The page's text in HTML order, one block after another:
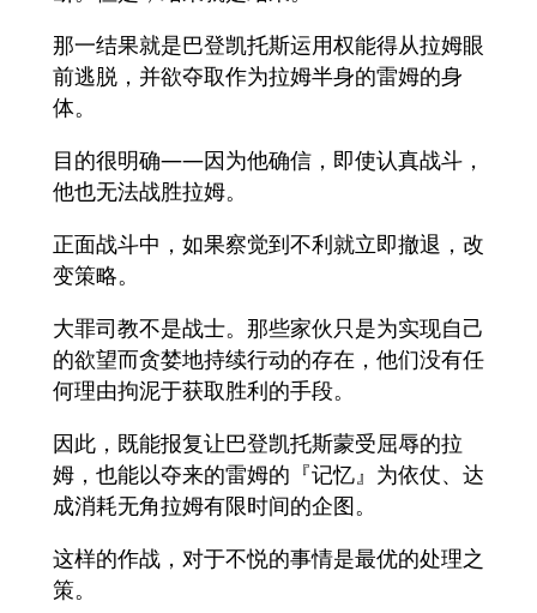
那一结果就是巴登凯托斯运用权能得从拉姆眼
前逃脱，并欲夺取作为拉姆半身的雷姆的身
体。
目的很明确——因为他确信，即使认真战斗，
他也无法战胜拉姆。
正面战斗中，如果察觉到不利就立即撤退，改
变策略。
大罪司教不是战士。那些家伙只是为实现自己
的欲望而贪婪地持续行动的存在，他们没有任
何理由拘泥于获取胜利的手段。
因此，既能报复让巴登凯托斯蒙受屈辱的拉
姆，也能以夺来的雷姆的『记忆』为依仗、达
成消耗无角拉姆有限时间的企图。
这样的作战，对于不悦的事情是最优的处理之
策。